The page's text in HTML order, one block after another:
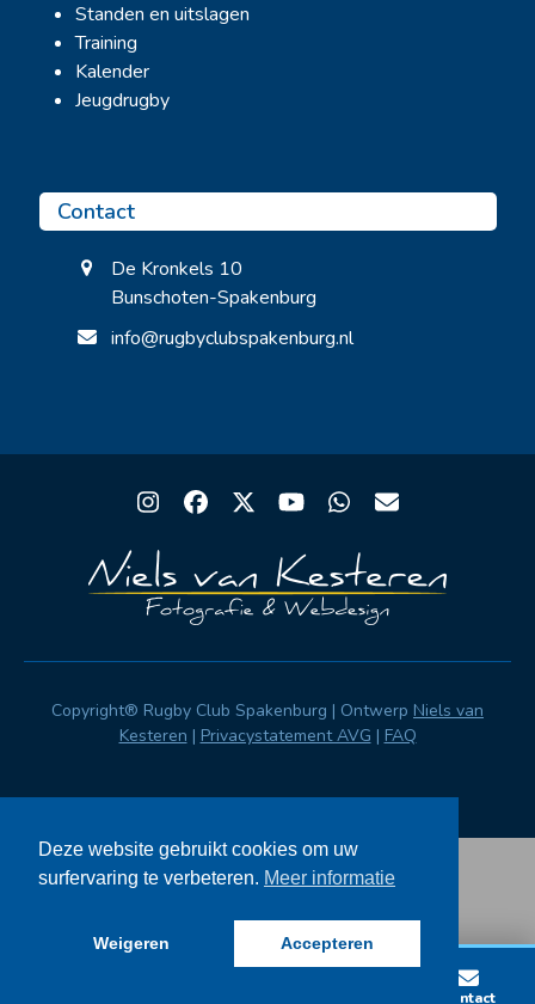
Standen en uitslagen
Training
Kalender
Jeugdrugby
Contact
De Kronkels 10
Bunschoten-Spakenburg
info@rugbyclubspakenburg.nl
Instagram
Facebook
TwitterYouTubeWhatsapp
Email
Copyright® Rugby Club Spakenburg | Ontwerp Niels van
Kesteren | Privacystatement AVG | FAQ
Contact
Deze website gebruikt cookies om uw
surfervaring te verbeteren. Meer informatie
Weigeren Accepteren